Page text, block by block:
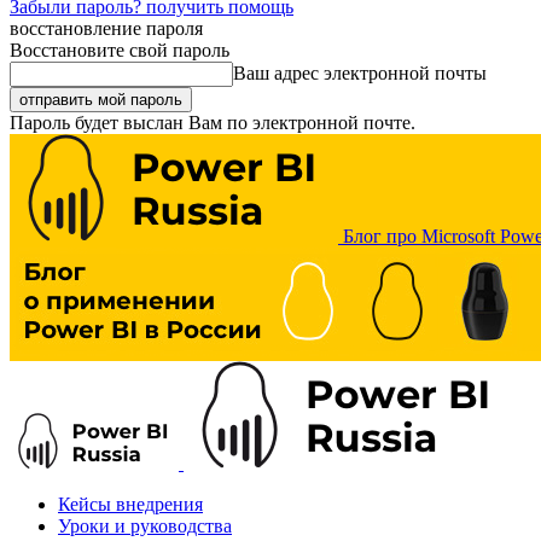
Забыли пароль? получить помощь
восстановление пароля
Восстановите свой пароль
Ваш адрес электронной почты
Пароль будет выслан Вам по электронной почте.
Блог про Microsoft
Кейсы внедрения
Уроки и руководства